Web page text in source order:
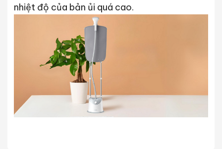
nhiệt độ của bản ủi quá cao.